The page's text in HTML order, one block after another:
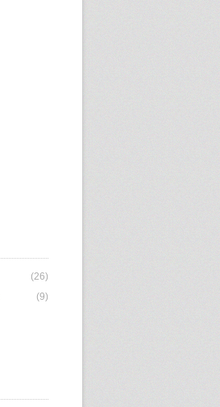
(26)
(9)